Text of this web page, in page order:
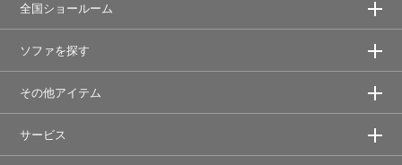
全国ショールーム
ソファを探す
その他アイテム
サービス